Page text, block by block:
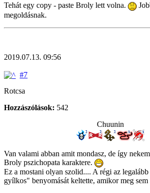
Tehát egy copy - paste Broly lett volna.
megoldásnak.
2019.07.13. 09:56
#7
Rotcsa
Hozzászólások: 542
Chuunin
Van valami abban amit mondasz, de így
Broly pszichopata karaktere.
Ez a mostani olyan szolid.... A régi az
gyílkos" benyomását keltette, amikor meg sem